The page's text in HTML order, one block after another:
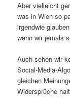
Aber vielleicht
was in Wien so
irgendwie
wenn wir jemals
Auch sehen wir
Social-Media-
gleichen
Widersprüche